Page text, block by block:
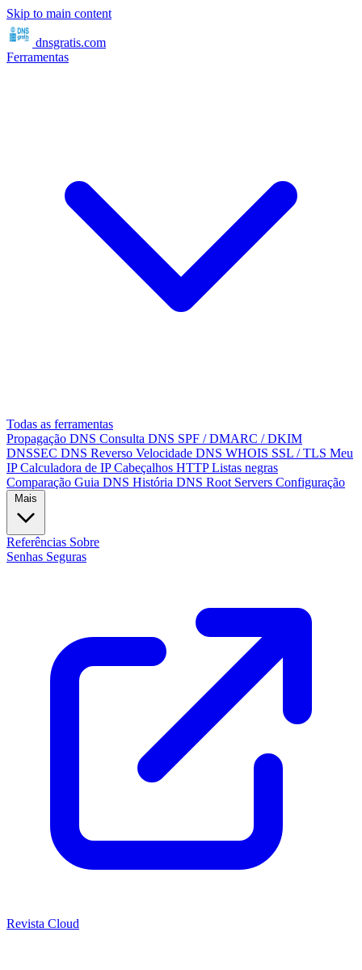
Skip to main content
dnsgratis.com
Ferramentas
Todas as ferramentas
Propagação DNS Consulta DNS SPF / DMARC / DKIM
DNSSEC DNS Reverso Velocidade DNS WHOIS SSL / TLS Meu
IPCalculadora de IPCabeçalhos HTTPListas negras
Comparação Guia DNS História DNS Root Servers Configuração
Referências Sobre
Senhas Seguras
Revista Cloud